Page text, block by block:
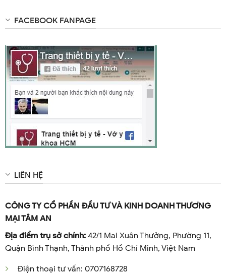
FACEBOOK FANPAGE
LIÊN HỆ
CÔNG TY CỔ PHẦN ĐẦU TƯ VÀ KINH DOANH THƯƠNG
MẠI TÂM AN
Địa điểm trụ sở chính:42/1 Mai Xuân Thưởng, Phường 11,
Quận Bình Thạnh, Thành phố Hồ Chí Minh, Việt Nam
Điện thoại tư vấn: 0707168728